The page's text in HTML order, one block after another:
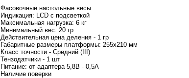
Фасовочные настольные весы
Индикация: LCD с подсветкой
Максимальная нагрузка: 6 кг
Минимальный вес: 20 гр
Действительная цена деления - 1 гр
Габаритные размеры платформы: 255х210 мм
Класс точности - Средний (III)
Тензодатчики - 1 шт
Питание: от адаптера 5,8В - 0,5А
Наличие поверки